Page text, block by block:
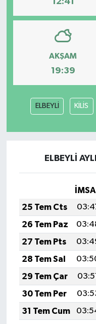
AKŞAM
19:39
ELBEYLİ KİLİS
ELBEYLİ
25 Tem Cts
26 Tem Paz
27 Tem Pts
28 Tem Sal
29 Tem Çar
03:51
30 Tem Per
31 Tem Cum
REKLAM
SİYASET
TARİH
YAŞAM